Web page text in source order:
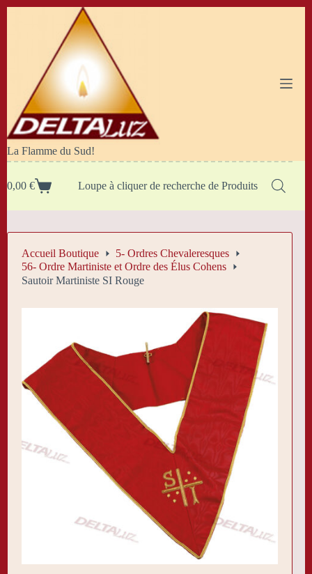
La Flamme du Sud!
Panier
0,00 € Loupe à cliquer de recherche de Produits
Accueil Boutique
5- Ordres Chevaleresques
56- Ordre Martiniste et Ordre des Élus Cohens
Sautoir Martiniste SI Rouge